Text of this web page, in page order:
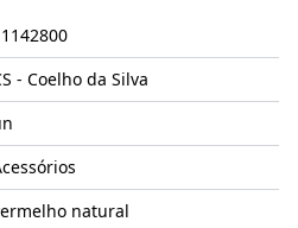
- Coelho da Silva
natural